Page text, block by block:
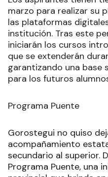
marzo para realizar su
las plataformas
institución. Tras este
iniciarán los cursos
que se extenderán
garantizando una base
para los futuros
Programa Puente
Gorostegui no quiso
acompañamiento
secundario al superior.
Programa Puente, una